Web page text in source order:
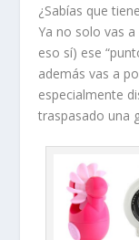
¿Sabías que
Ya no solo vas
eso sí) ese
además vas a
especialmente
traspasado una